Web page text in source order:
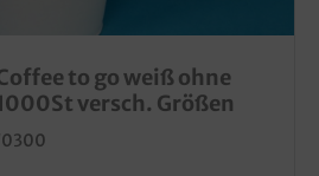
to go weiß ohne
versch. Größen